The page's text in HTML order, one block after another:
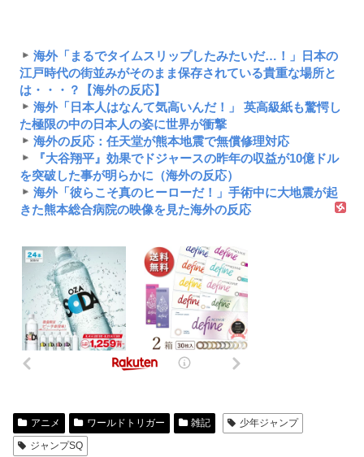
海外「まるでタイムスリップしたみたいだ…！」日本の
江戸時代の街並みがそのまま保存されている貴重な場所と
は・・・？【海外の反応】
海外「日本人はなんて気高いんだ！」 英高級紙も驚愕し
た極限の中の日本人の姿に世界が衝撃
海外の反応：任天堂が熊本地震で無償修理対応
『大谷翔平』効果でドジャースの昨年の収益が10億ドル
を突破した事が明らかに（海外の反応）
海外「彼らこそ真のヒーローだ！」手術中に大地震が起
きた熊本総合病院の映像を見た海外の反応
アニメ ワールドトリガー 雑記
少年ジャンプ
ジャンプSQ